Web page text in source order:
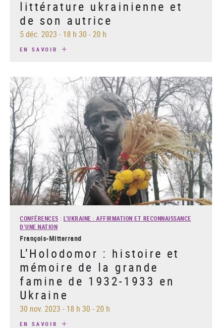
littérature ukrainienne et
de son autrice
5 déc. 2023 - 18 h 30 - 20 h
EN SAVOIR
CONFÉRENCES : L’UKRAINE : AFFIRMATION ET RECONNAISSANCE
D’UNE NATION
François-Mitterrand
L’Holodomor : histoire et
mémoire de la grande
famine de 1932-1933 en
Ukraine
30 nov. 2023 - 18 h 30 - 20 h
EN SAVOIR